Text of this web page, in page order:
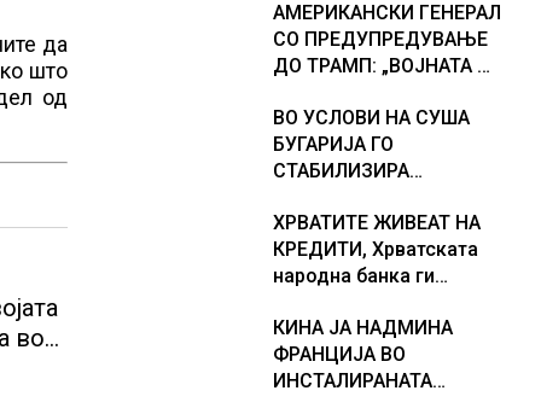
да
што
од
во
АМЕРИКАНСКИ ГЕНЕРАЛ
СО ПРЕДУПРЕДУВАЊЕ
ДО ТРАМП: „ВОЈНАТА НЕ
ВО УСЛОВИ НА СУША
БУГАРИЈА ГО
СТАБИЛИЗИРА
ЕНЕРГЕТСКИ СИСТЕМ,
како Бугарија стана
балкански шампион во
од батерии
ХРВАТИТЕ ЖИВЕАТ НА
КРЕДИТИ, Хрватската
народна банка ги
кредитирање и
предупредува на
зголемени ризици во
КИНА ЈА НАДМИНА
ФРАНЦИЈА ВО
ИНСТАЛИРАНАТА